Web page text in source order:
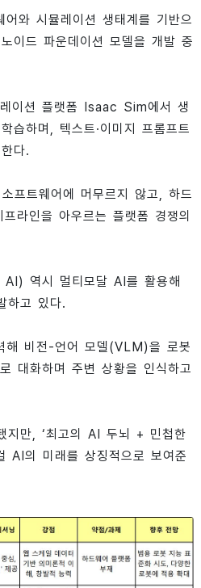
와 시뮬레이션 생태계를 기반으
이드 파운데이션 모델을 개발 중
이션 플랫폼 Isaac Sim에서 생
습하며, 텍스트·이미지 프롬프트
다.
프트웨어에 머무르지 않고, 하드
프라인을 아우르는 플랫폼 경쟁의
역시 멀티모달 AI를 활용해
하고 있다.
해 비전-언어 모델(VLM)을 로봇
대화하며 주변 상황을 인식하고
지만, ‘최고의 AI 두뇌 + 민첩한
AI의 미래를 상징적으로 보여준